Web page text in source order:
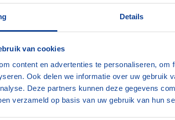
Details
van cookies
content en advertenties te personaliseren,
Ook delen we informatie over uw gebruik
Deze partners kunnen deze gegevens
verzameld op basis van uw gebruik van hun